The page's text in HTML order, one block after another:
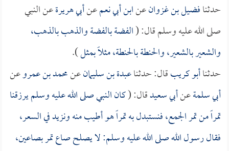
حدثنافضيل بن غزوانعنابن أبي نعمعنأبي هريرةعن النبي
صلى الله عليه وسلم قال: (الفضة بالفضة والذهب بالذهب،
والشعير بالشعير، والحنطة بالحنطة، مثلاً بمثل).
حدثناأبو كريبقال: حدثناعبدة بن سليمانعنمحمد بن عمروعن
أبي سلمةعنأبي سعيدقال: (كان النبي صلى الله عليه وسلم يرزقنا
تمراً من تمر الجمع، فنستبدل به تمراً هو أطيب منه ونزيد في السعر،
فقال رسول الله صلى الله عليه وسلم: لا يصلح صاع تمر بصاعين،